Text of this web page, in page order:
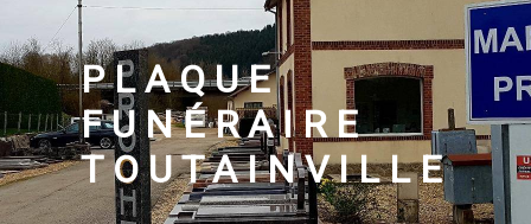
PLAQUE
FUNÉRAIRE
TOUTAINVILLE